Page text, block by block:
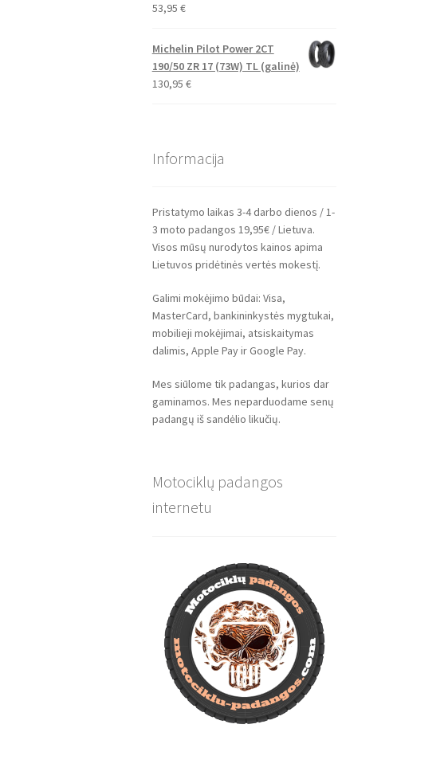
53,95 €
Michelin Pilot Power 2CT
190/50 ZR 17 (73W) TL (galinė)
130,95 €
Informacija
Pristatymo laikas 3-4 darbo dienos / 1-
3 moto padangos 19,95€ / Lietuva.
Visos mūsų nurodytos kainos apima
Lietuvos pridėtinės vertės mokestį.
Galimi mokėjimo būdai: Visa,
MasterCard, bankininkystės mygtukai,
mobilieji mokėjimai, atsiskaitymas
dalimis, Apple Pay ir Google Pay.
Mes siūlome tik padangas, kurios dar
gaminamos. Mes neparduodame senų
padangų iš sandėlio likučių.
Motociklų padangos
internetu